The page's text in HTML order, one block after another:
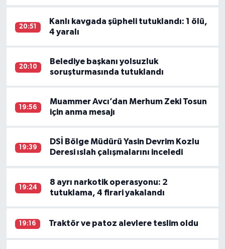
20:51
Kanlı kavgada şüpheli tutuklandı: 1 ölü,
4 yaralı
20:10
Belediye başkanı yolsuzluk
soruşturmasında tutuklandı
19:56
Muammer Avcı’dan Merhum Zeki Tosun
için anma mesajı
19:39
DSİ Bölge Müdürü Yasin Devrim Kozlu
Deresi ıslah çalışmalarını inceledi
19:24
8 ayrı narkotik operasyonu: 2
tutuklama, 4 firari yakalandı
19:16 Traktör ve patoz alevlere teslim oldu